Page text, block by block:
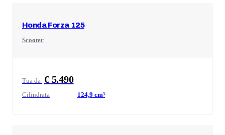
HondaForza 125
Scooter
Tua da € 5.490
Cilindrata 124,9 cm³